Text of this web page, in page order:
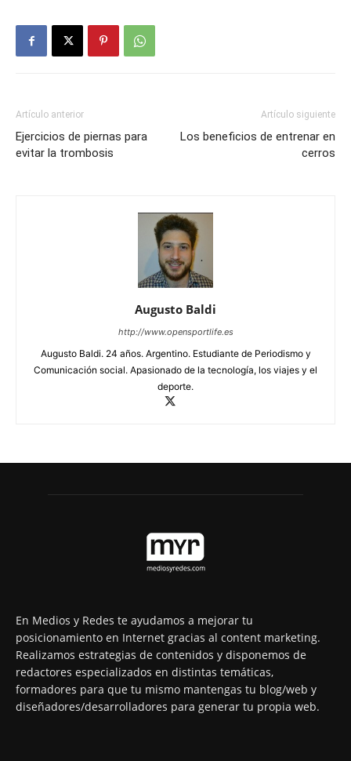
Artículo anterior
Ejercicios de piernas para
evitar la trombosis
Artículo siguiente
Los beneficios de entrenar en
cerros
Augusto Baldi
http://www.opensportlife.es
Augusto Baldi. 24 años. Argentino. Estudiante de Periodismo y
Comunicación social. Apasionado de la tecnología, los viajes y el
deporte.
En Medios y Redes te ayudamos a mejorar tu
posicionamiento en Internet gracias al content marketing.
Realizamos estrategias de contenidos y disponemos de
redactores especializados en distintas temáticas,
formadores para que tu mismo mantengas tu blog/web y
diseñadores/desarrolladores para generar tu propia web.